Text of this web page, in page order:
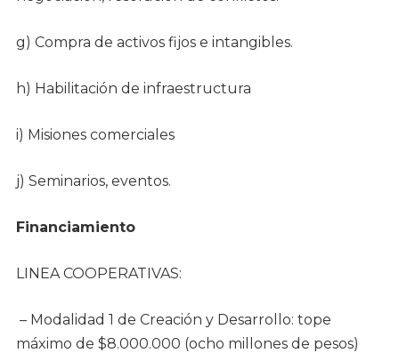
g) Compra de activos fijos e intangibles.
h) Habilitación de infraestructura
i) Misiones comerciales
j) Seminarios, eventos.
Financiamiento
LINEA COOPERATIVAS:
– Modalidad 1 de Creación y Desarrollo: tope
máximo de $8.000.000 (ocho millones de pesos)